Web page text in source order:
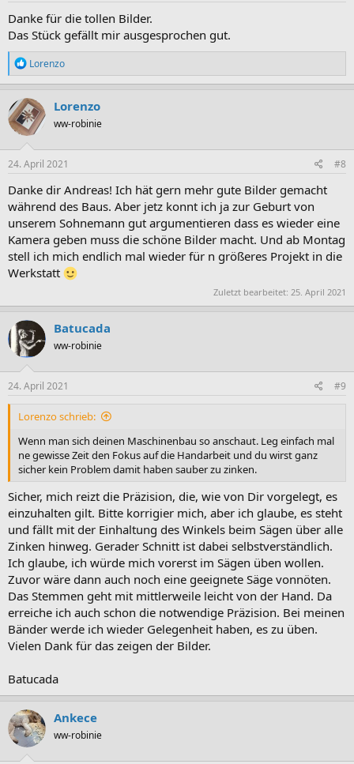
:
Danke für die tollen Bilder.
Das Stück gefällt mir ausgesprochen gut.
R
e
a
k
t
i
o
n
e
:
Lorenzo
Lorenzo
ww-robinie
24. April 2021 #8
Danke dir Andreas! Ich hät gern mehr gute Bilder gemacht
während des Baus. Aber jetz konnt ich ja zur Geburt von
unserem Sohnemann gut argumentieren dass es wieder eine
Kamera geben muss die schöne Bilder macht. Und ab Montag
stell ich mich endlich mal wieder für n größeres Projekt in die
Werkstatt
Zuletzt bearbeitet: 25. April 2021
Batucada
ww-robinie
24. April 2021 #9
Lorenzo schrieb:
Wenn man sich deinen Maschinenbau so anschaut. Leg einfach mal
ne gewisse Zeit den Fokus auf die Handarbeit und du wirst ganz
sicher kein Problem damit haben sauber zu zinken.
Sicher, mich reizt die Präzision, die, wie von Dir vorgelegt, es
einzuhalten gilt. Bitte korrigier mich, aber ich glaube, es steht
und fällt mit der Einhaltung des Winkels beim Sägen über alle
Zinken hinweg. Gerader Schnitt ist dabei selbstverständlich.
Ich glaube, ich würde mich vorerst im Sägen üben wollen.
Zuvor wäre dann auch noch eine geeignete Säge vonnöten.
Das Stemmen geht mit mittlerweile leicht von der Hand. Da
erreiche ich auch schon die notwendige Präzision. Bei meinen
Bänder werde ich wieder Gelegenheit haben, es zu üben.
Vielen Dank für das zeigen der Bilder.
Batucada
Ankece
ww-robinie